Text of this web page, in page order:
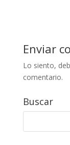
Enviar
Lo siento,
comentario.
Buscar